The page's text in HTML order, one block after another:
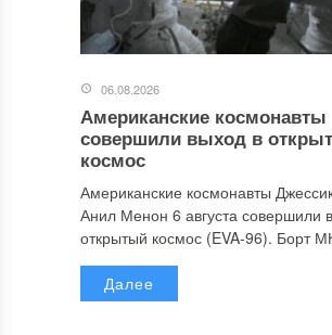
06.08.2026
Американские космонавты
совершили выход в
космос
Американские космонавты
Анил Менон 6 августа совершили
открытый космос (EVA-96). Борт
Далее